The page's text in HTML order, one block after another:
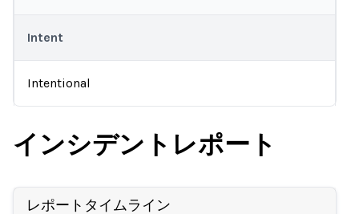
Intent
Intentional
インシデントレポート
レポートタイムライン